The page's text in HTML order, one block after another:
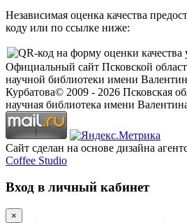
Независимая оценка качества
коду или по ссылке ниже:
Официальный сайт Псковской
научной библиотеки имени
Курбатова© 2009 - 2026 Псковская
научная библиотека имени
Сайт сделан на основе дизайна
Coffee Studio
Вход в личный кабинет
×